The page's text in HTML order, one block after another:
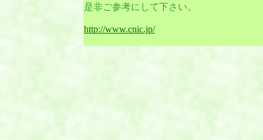
是非ご参考にして下さい。
http://www.cnic.jp/